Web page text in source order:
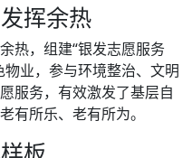
挥余热
热，组建“银发志愿服务
业，参与环境整治、文明
服务，有效激发了基层自
有所乐、老有所为。